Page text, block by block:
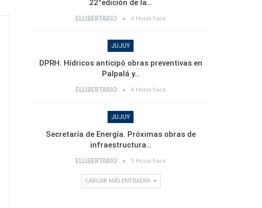
22°edición de la…
ELLIBERTARIO 4 Horas hace
JUJUY
DPRH. Hídricos anticipó obras preventivas en
Palpalá y…
ELLIBERTARIO 4 Horas hace
JUJUY
Secretaría de Energía. Próximas obras de
infraestructura…
ELLIBERTARIO 5 Horas hace
CARGAR MÁS ENTRADAS